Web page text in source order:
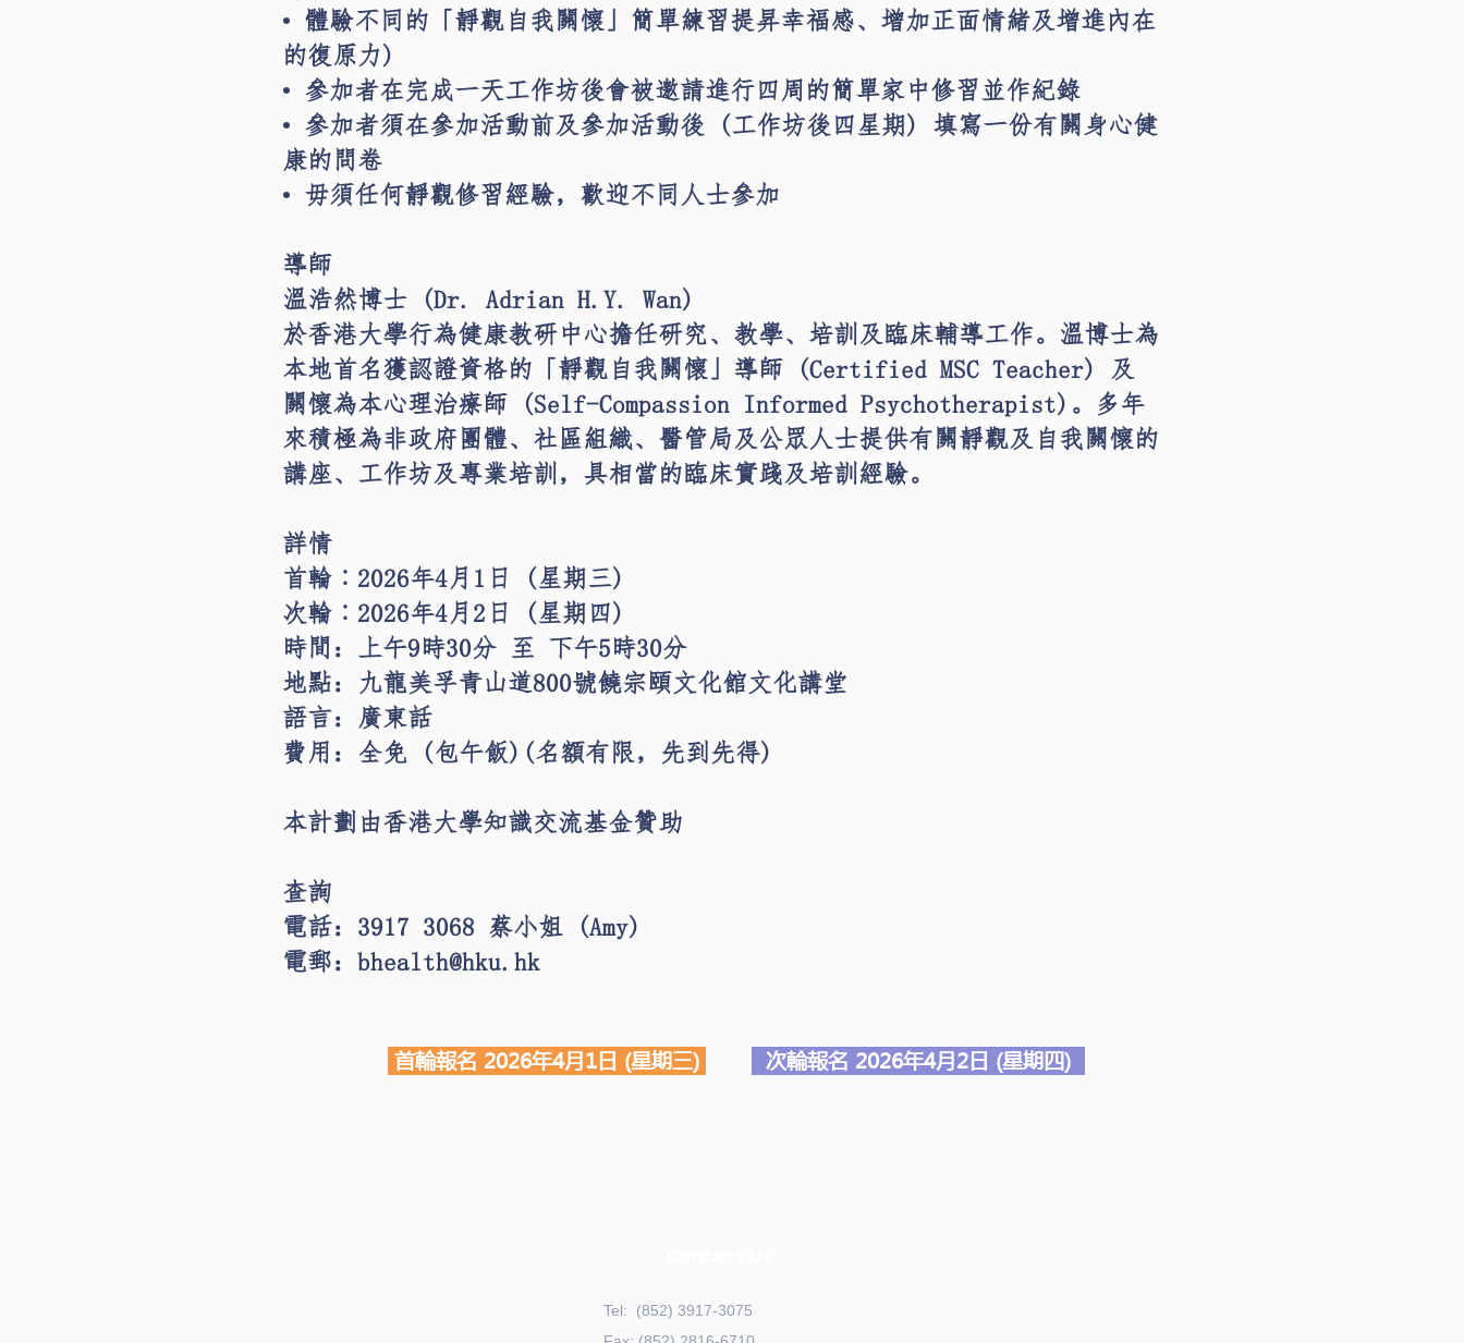
• 體驗不同的「靜觀自我關懷」簡單練習提昇幸福感、增加正面情緒及增進內在
的復原力)
• 參加者在完成一天工作坊後會被邀請進行四周的簡單家中修習並作紀錄
• 參加者須在參加活動前及參加活動後 (工作坊後四星期) 填寫一份有關身心健
康的問卷
• 毋須任何靜觀修習經驗，歡迎不同人士參加
導師
溫浩然博士 (Dr. Adrian H.Y. Wan)
於香港大學行為健康教研中心擔任研究、教學、培訓及臨床輔導工作。溫博士為
本地首名獲認證資格的「靜觀自我關懷」導師 (Certified MSC Teacher) 及
關懷為本心理治療師 (Self-Compassion Informed Psychotherapist)。多年
來積極為非政府團體、社區組織、醫管局及公眾人士提供有關靜觀及自我關懷的
講座、工作坊及專業培訓，具相當的臨床實踐及培訓經驗。
詳情
首輪︰2026年4月1日 (星期三)
次輪︰2026年4月2日 (星期四)
時間：上午9時30分 至 下午5時30分
地點：九龍美孚青山道800號饒宗頤文化館文化講堂
語言：廣東話
費用：全免 (包午飯)(名額有限，先到先得)
本計劃由香港大學知識交流基金贊助
查詢
電話：3917 3068 蔡小姐 (Amy)
電郵：bhealth@hku.hk
首輪報名 2026年4月1日 (星期三) 次輪報名 2026年4月2日 (星期四)
Tel: (852) 3917-3075